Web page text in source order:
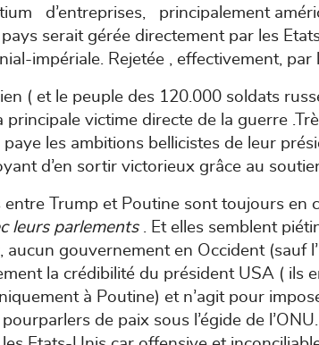
d’entreprises, principalement
serait gérée directement par les
impériale. Rejetée , effectivement, par
( et le peuple des 120.000 soldats
principale victime directe de la guerre
les ambitions bellicistes de leur
d’en sortir victorieux grâce au
entre Trump et Poutine sont toujours en
leurs parlements . Et elles semblent
aucun gouvernement en Occident (sauf
la crédibilité du président USA ( ils
à Poutine) et n’agit pour
de paix sous l’égide de